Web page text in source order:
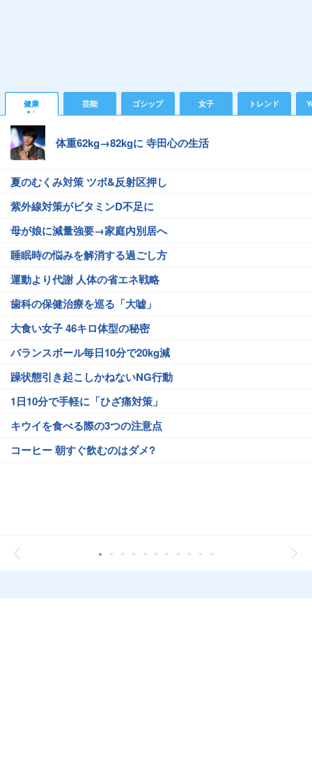
健康 芸能 ゴシップ 女子 トレンド
体重62kg→82kgに 寺田心の生活
夏のむくみ対策 ツボ&反射区押し
紫外線対策がビタミンD不足に
母が娘に減量強要→家庭内別居へ
睡眠時の悩みを解消する過ごし方
運動より代謝 人体の省エネ戦略
歯科の保健治療を巡る「大嘘」
大食い女子 46キロ体型の秘密
バランスボール毎日10分で20kg減
躁状態引き起こしかねないNG行動
1日10分で手軽に「ひざ痛対策」
キウイを食べる際の3つの注意点
コーヒー 朝すぐ飲むのはダメ?